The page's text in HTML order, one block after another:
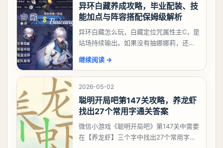
异环白藏养成攻略，毕业配装、技
能加点与阵容搭配保姆级解析
异环白藏怎么玩，白藏定位咒属性主C，是
站场持续输出。如果没有抽娜娜莉，还没
有娜娜莉缺另外一个二队C想打深渊也可以
考虑养个白藏
继续阅读 →
2026-05-02
聪明开局吧第147关攻略，养龙虾
找出27个常用字通关答案
微信小游戏《聪明开局吧》第147关中需要
在【养龙虾】三个字中找出27个常用字，